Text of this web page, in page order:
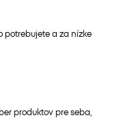
potrebujete a za nízke
produktov pre seba,